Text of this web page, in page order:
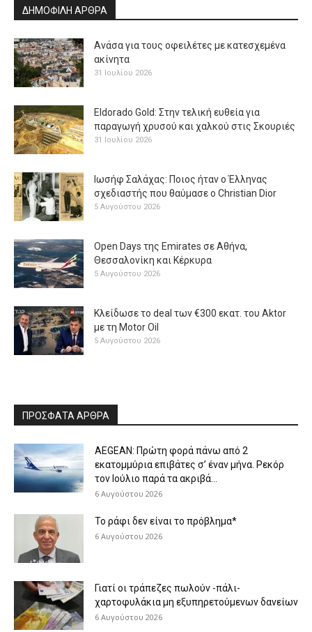
ΔΗΜΟΦΙΛΗ ΑΡΘΡΑ
Ανάσα για τους οφειλέτες με κατεσχεμένα
ακίνητα
31 Ιουλίου 2026
Eldorado Gold: Στην τελική ευθεία για
παραγωγή χρυσού και χαλκού στις Σκουριές
31 Ιουλίου 2026
Ιωσήφ Σαλάχας: Ποιος ήταν ο Έλληνας
σχεδιαστής που θαύμασε ο Christian Dior
5 Αυγούστου 2026
Open Days της Emirates σε Αθήνα,
Θεσσαλονίκη και Κέρκυρα
5 Αυγούστου 2026
Κλείδωσε το deal των €300 εκατ. του Aktor
με τη Μotor Oil
5 Αυγούστου 2026
ΠΡΟΣΦΑΤΑ ΑΡΘΡΑ
AEGEAN: Πρώτη φορά πάνω από 2
εκατομμύρια επιβάτες σ’ έναν μήνα. Ρεκόρ
τον Ιούλιο παρά τα ακριβά...
6 Αυγούστου 2026
Το ράφι δεν είναι το πρόβλημα*
6 Αυγούστου 2026
Γιατί οι τράπεζες πωλούν -πάλι-
χαρτοφυλάκια μη εξυπηρετούμενων δανείων
6 Αυγούστου 2026